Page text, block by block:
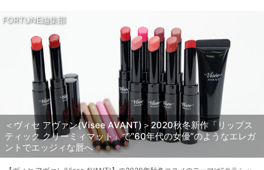
FORTUNE編集部
＜ヴィセ アヴァン(Visee AVANT)＞2020秋冬新作「リップス
ティック クリーミィマット」で“60年代の女優”のようなエレガ
ントでエッジィな唇へ